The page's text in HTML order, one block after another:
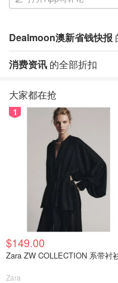
Dealmoon澳新省钱快报
消费资讯 的全部折扣
大家都在抢
1
$149.00
Zara ZW COLLECTION 系带衬
Zara